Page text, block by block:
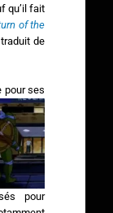
qu’il fait
of the
de
pour ses
pour